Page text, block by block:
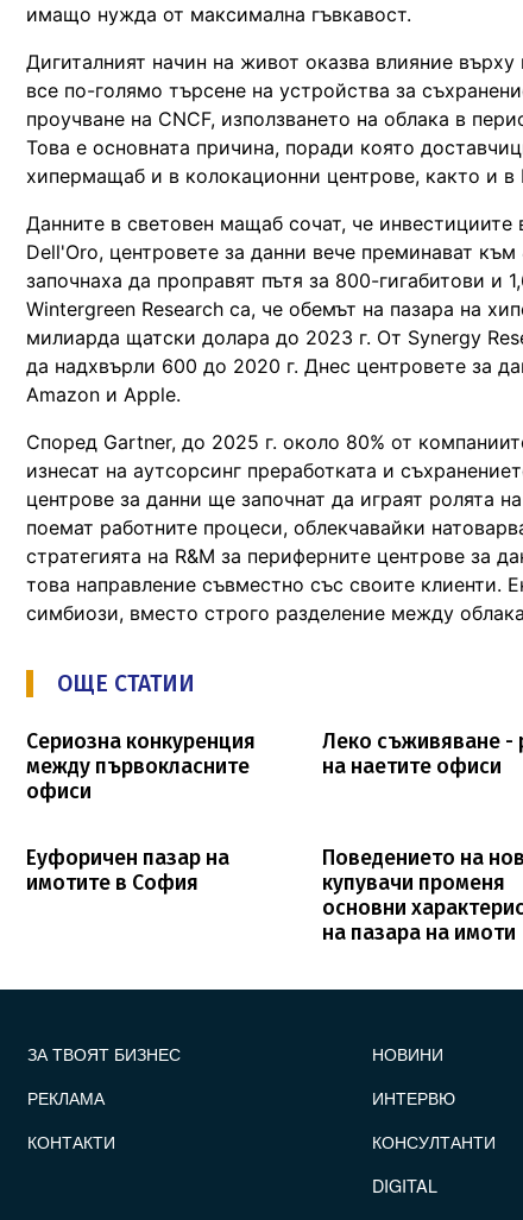
имащо нужда от максимална гъвкавост.
Дигиталният начин на живот оказва влияние
все по-голямо търсене на устройства за
проучване на CNCF, използването на облака в
Това е основната причина, поради която
хипермащаб и в колокационни центрове, както и в
Данните в световен мащаб сочат, че
Dell'Oro, центровете за данни вече преминават
започнаха да проправят пътя за 800-гигабитови
Wintergreen Research са, че обемът на пазара на
милиарда щатски долара до 2023 г. От Synergy
да надхвърли 600 до 2020 г. Днес центровете за
Amazon и Apple.
Според Gartner, до 2025 г. около 80% от
изнесат на аутсорсинг преработката и
центрове за данни ще започнат да играят ролята
поемат работните процеси, облекчавайки
стратегията на R&M за периферните центрове за
това направление съвместно със своите клиенти.
симбиози, вместо строго разделение между
ОЩЕ СТАТИИ
Сериозна конкуренция
между първокласните
офиси
Леко съживяване -
на наетите офиси
Еуфоричен пазар на
имотите в София
Поведението на
купувачи променя
основни
на пазара на имоти
ЗА ТВОЯТ БИЗНЕС
РЕКЛАМА
КОНТАКТИ
НОВИНИ
ИНТЕРВЮ
КОНСУЛТАНТИ
DIGITAL